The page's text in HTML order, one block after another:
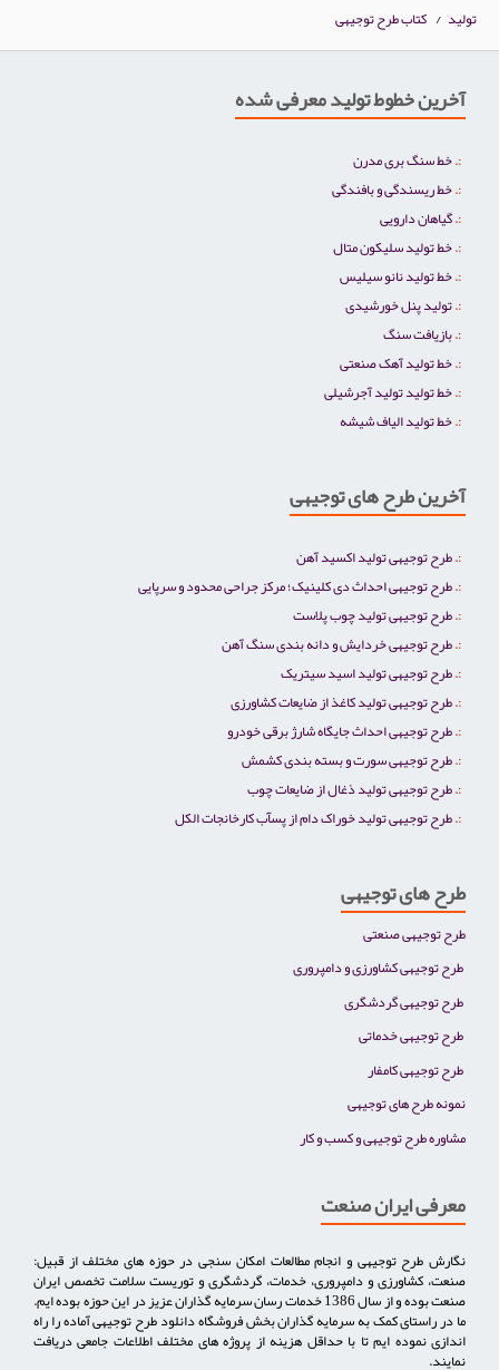
تولید / کتاب طرح توجیهی
آخرین خطوط تولید معرفی شده
خط سنگ بری مدرن
خط ریسندگی و بافندگی
گیاهان دارویی
خط تولید سلیکون متال
خط تولید نانو سیلیس
تولید پنل خورشیدی
بازیافت سنگ
خط تولید آهک صنعتی
خط تولید تولید آجرشیلی
خط تولید الیاف شیشه
آخرین طرح های توجیهی
طرح توجیهی تولید اکسید آهن
طرح توجیهی احداث دی کلینیک؛ مرکز جراحی محدود و سرپایی
طرح توجیهی تولید چوب پلاست
طرح توجیهی خردایش و دانه بندی سنگ آهن
طرح توجیهی تولید اسید سیتریک
طرح توجیهی تولید کاغذ از ضایعات کشاورزی
طرح توجیهی احداث جایگاه شارژ برقی خودرو
طرح توجیهی سورت و بسته بندی کشمش
طرح توجیهی تولید ذغال از ضایعات چوب
طرح توجیهی تولید خوراک دام از پسآب کارخانجات الکل
طرح های توجیهی
طرح توجیهی صنعتی
طرح توجیهی کشاورزی و دامپروری
طرح توجیهی گردشگری
طرح توجیهی خدماتی
طرح توجیهی کامفار
نمونه طرح های توجیهی
مشاوره طرح توجیهی و کسب و کار
معرفی ایران صنعت
نگارش طرح توجیهی و انجام مطالعات امکان سنجی در حوزه های مختلف از قبیل:
صنعت، کشاورزی و دامپروری، خدمات، گردشگری و توریست سلامت تخصص ایران
صنعت بوده و از سال 1386 خدمات رسان سرمایه گذاران عزیز در این حوزه بوده ایم.
ما در راستای کمک به سرمایه گذاران بخش فروشگاه دانلود طرح توجیهی آماده را راه
اندازی نموده ایم تا با حداقل هزینه از پروژه های مختلف اطلاعات جامعی دریافت
نمایند.